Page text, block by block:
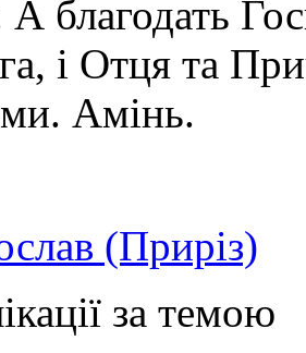
А благодать
і Отця та
Амінь.
(Приріз)
за темою